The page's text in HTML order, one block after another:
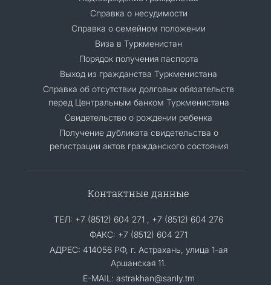
Справка о несудимости
Справка о семейном положении
Виза в Туркменистан
Порядок получения паспорта
Выход из гражданства Туркменистана
Cправка об отсутствии долговых обязательств
перед Центральным банком Туркменистана
Свидетельство о рождении ребенка
Получение дубликата свидетельства о
регистрации актов гражданского состояния
Контактные данные
ТЕЛ: +7 (8512) 604 271 , +7 (8512) 604 276
ФАКС: +7 (8512) 604 271
АДРЕС: 414056 РФ, г. Астрахань, улица 1-ая
Аршанская 11.
E-MAIL: astrakhan@sanly.tm